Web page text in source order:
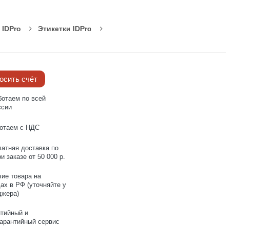
Этикетки IDPro
счёт
по всей
с НДС
доставка по
заказе от 50 000 р.
товара на
в РФ (уточняйте у
и
сервис